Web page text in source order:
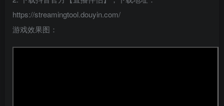
https://streamingtool.douyin.com/
游戏效果图：